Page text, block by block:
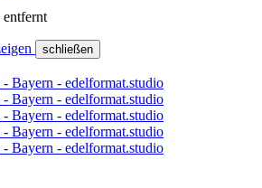
entfernt
schließen